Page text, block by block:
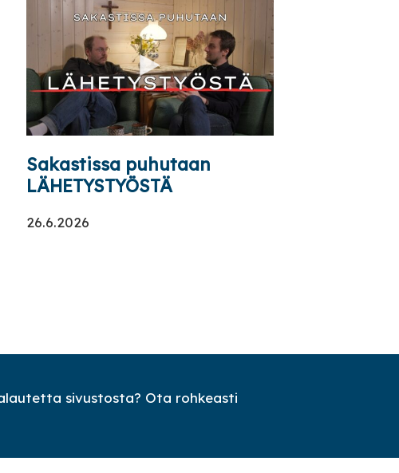
Sakastissa puhutaan
LÄHETYSTYÖSTÄ
26.6.2026
sivustosta? Ota rohkeasti